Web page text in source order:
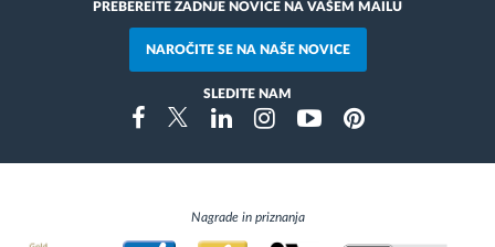
PREBEREITE ZADNJE NOVICE NA VAŠEM MAILU
NAROČITE SE NA NAŠE NOVICE
SLEDITE NAM
FacebookTwitterLinkedinInstragramYoutubePinterest
Nagrade in priznanja